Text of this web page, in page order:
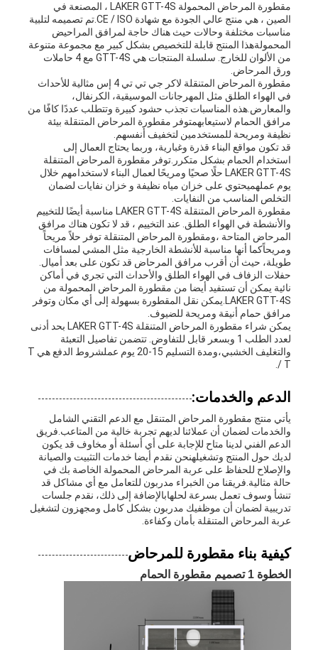
مقطورة المرحاض المحمولة LAKER GTT-4S ، المصنعة في
الصين ، هي منتج عالي الجودة مع شهادة CE / ISO.تم تصميمه لتلبية
مناسبات مختلفة وحالات حيث هناك حاجة لمرافق المراحيض
المحمولةهذا المنتج قابلة للتخصيص بشكل كبير مع مجموعة متنوعة
من الألوان للخارج. سلسلة المنتجات هي GTT-4S مع 4 حاملات
ورق المرحاض.
مقطورة المرحاض المتنقلة لاكر جي تي تي 4 إس مثالية للأحداث
في الهواء الطلق مثل المهرجانات الموسيقية، الكرنفال،
والمعارض.هذه المناسبات تجذب حشود كبيرة وتتطلب عددًا كافًا من
مرافق الحمام لاستيعابهمتوفر مقطورة المرحاض المتنقلة بيئة
نظيفة ومريحة للمستخدمين لتخفيف أنفسهم.
قد تكون مواقع البناء قذرة وغبارية، وربما يحتاج العمال إلى
استخدام الحمام بشكل متكرر.توفر مقطورة المرحاض المتنقلة
LAKER GTT-4S حلًا صحيًا ومريحًا لعمال البناء لاستخدامهم خلال
يوم عملهميحتوي على خزان مياه نظيفة و خزان نفايات لضمان
التخلص المناسب من النفايات.
مقطورة المرحاض المتنقلة LAKER GTT-4S مناسبة أيضًا للتخييم
والأنشطة في الهواء الطلق. عند التخييم ، قد لا تكون هناك مرافق
المرحاض المتاحة ،ومقطورة المرحاض المتنقلة توفر حلاً مريحاً
ومريحاًكما أنها مناسبة للأنشطة الخارجية مثل المشي لمسافات
طويلة، حيث أن أقرب مرافق المرحاض قد تكون على بعد أميال.
حفلات الزفاف في الهواء الطلق والأحداث التي تجري في أماكن
نائية يمكن أن تستفيد أيضا من مقطورة المرحاض المحمولة من
LAKER GTT-4S.يمكن نقل المقطورة بسهولة إلى أي مكان وتوفر
مرافق حمام أنيقة ومريحة للضيوف.
يمكن شراء مقطورة المرحاض المتنقلة LAKER GTT-4S بحد أدنى
لعدد الطلب 1 وبسعر قابل للتفاوض. تتضمن تفاصيل التعبئة
والتغليف الخشبي،ومدة التسليم 15-20 يوم عملشروط الدفع هي T
/ T.
الدعم والخدمات:
يأتي منتج مقطورة المرحاض المتنقل مع الدعم التقني الشامل
والخدمات لضمان أن عملائنا لديهم تجربة خالية من المتاعب.فريق
الدعم الفني لدينا متاح للإجابة على أي أسئلة أو مخاوف قد يكون
لديك حول المنتج وتشغيلهنحن نقدم أيضا خدمات التثبيت والصيانة
والإصلاح للحفاظ على عربة المرحاض المحمولة الخاصة بك في
حالة مثالية.فريقنا من الخبراء مدربون للتعامل مع أي مشاكل قد
تنشأ وسوف تعمل بسرعة لحلهابالإضافة إلى ذلك، نقدم جلسات
تدريبية لضمان أن موظفيك مدربون بشكل كامل ومجهزون لتشغيل
عربة المرحاض المتنقلة بأمان وكفاءة.
كيفية بناء مقطورة للمرحاض
الخطوة 1 تصميم مقطورة الحمام